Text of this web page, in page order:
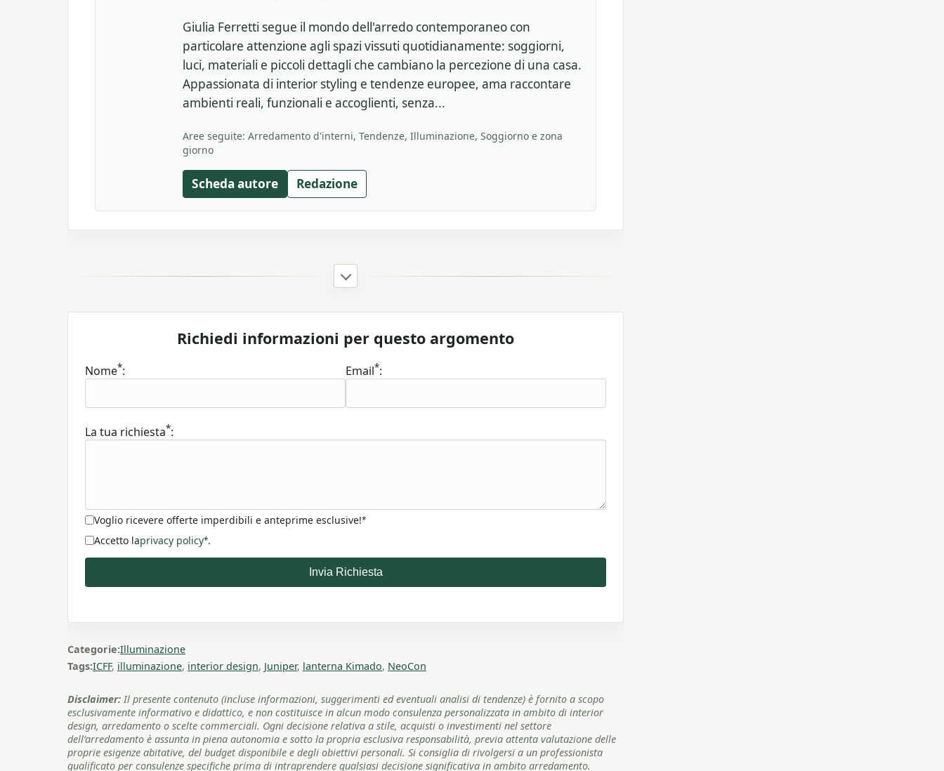
Giulia Ferretti segue il mondo dell'arredo contemporaneo con
particolare attenzione agli spazi vissuti quotidianamente: soggiorni,
luci, materiali e piccoli dettagli che cambiano la percezione di una casa.
Appassionata di interior styling e tendenze europee, ama raccontare
ambienti reali, funzionali e accoglienti, senza...
Aree seguite: Arredamento d'interni, Tendenze, Illuminazione, Soggiorno e zona
giorno
Scheda autore Redazione
Richiedi informazioni per questo argomento
Nome*: Email*:
La tua richiesta*:
Voglio ricevere offerte imperdibili e anteprime esclusive!*
Accetto laprivacy policy*.
Invia Richiesta
Categorie:Illuminazione
Tags:ICFF, illuminazione, interior design, Juniper, lanterna Kimado, NeoCon
Disclaimer: Il presente contenuto (incluse informazioni, suggerimenti ed eventuali analisi di tendenze) è fornito a scopo
esclusivamente informativo e didattico, e non costituisce in alcun modo consulenza personalizzata in ambito di interior
design, arredamento o scelte commerciali. Ogni decisione relativa a stile, acquisti o investimenti nel settore
dell’arredamento è assunta in piena autonomia e sotto la propria esclusiva responsabilità, previa attenta valutazione delle
proprie esigenze abitative, del budget disponibile e degli obiettivi personali. Si consiglia di rivolgersi a un professionista
qualificato per consulenze specifiche prima di intraprendere qualsiasi decisione significativa in ambito arredamento.